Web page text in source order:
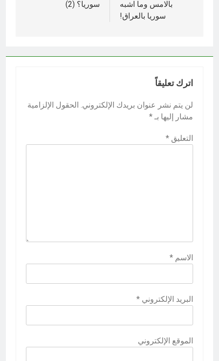
بالامس وما اشبه
سوريا بالعراق!
سوريا؟ (2)
اترك تعليقاً
لن يتم نشر عنوان بريدك الإلكتروني. الحقول الإلزامية
مشار إليها بـ *
التعليق *
الاسم *
البريد الإلكتروني *
الموقع الإلكتروني